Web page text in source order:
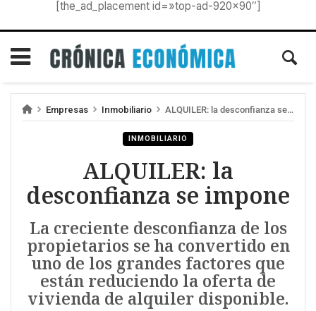
[the_ad_placement id=»top-ad-920×90″]
Empresas Inmobiliario ALQUILER: la desconfianza se impone
INMOBILIARIO
ALQUILER: la
desconfianza se impone
La creciente desconfianza de los
propietarios se ha convertido en
uno de los grandes factores que
están reduciendo la oferta de
vivienda de alquiler disponible.